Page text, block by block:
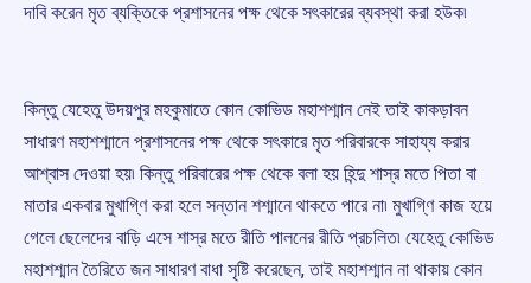
দাবি করেন মৃত ব্যক্তিকে প্রশাসনের পক্ষ থেকে সৎকারের ব্যবস্থা করা হউক৷
কিন্তু যেহেতু উদয়পুর মহকুমাতে কোন কোভিড মহাশশ্মান নেই তাই কাকড়াবন
সাধারণ মহাশশ্মানে প্রশাসনের পক্ষ থেকে সৎকারে মৃত পরিবারকে সাহায্য করার
আশ্বাস দেওয়া হয়৷ কিন্তু পরিবারের পক্ষ থেকে বলা হয় হিন্দু শাস্র মতে পিতা বা
মাতার একবার মুখাগ্ণি করা হলে সন্তান শশ্মানে থাকতে পারে না৷ মুখাগ্ণি কাজ হয়ে
গেলে ছেলেদের বাড়ি এসে শাস্র মতে রীতি পালনের রীতি প্রচলিত৷ যেহেতু কোভিড
মহাশশ্মান তৈরিতে জন সাধারণ বাধা সৃষ্টি করেছেন, তাই মহাশশ্মান না থাকায় কোন